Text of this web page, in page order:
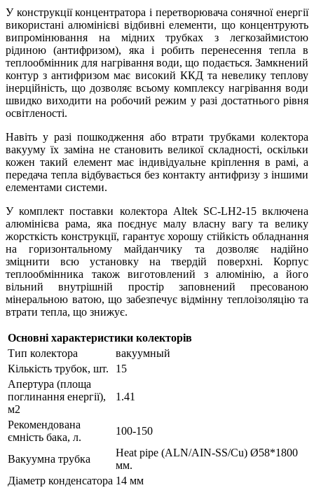
У конструкції концентратора і перетворювача сонячної енергії
використані алюмінієві відбивні елементи, що концентрують
випромінювання на мідних трубках з легкозаймистою
рідиною (антифризом), яка і робить перенесення тепла в
теплообмінник для нагрівання води, що подається. Замкнений
контур з антифризом має високий ККД та невелику теплову
інерційність, що дозволяє всьому комплексу нагрівання води
швидко виходити на робочий режим у разі достатнього рівня
освітленості.
Навіть у разі пошкодження або втрати трубками колектора
вакууму їх заміна не становить великої складності, оскільки
кожен такий елемент має індивідуальне кріплення в рамі, а
передача тепла відбувається без контакту антифризу з іншими
елементами системи.
У комплект поставки колектора Altek SC-LH2-15 включена
алюмінієва рама, яка поєднує малу власну вагу та велику
жорсткість конструкції, гарантує хорошу стійкість обладнання
на горизонтальному майданчику та дозволяє надійно
зміцнити всю установку на твердій поверхні. Корпус
теплообмінника також виготовлений з алюмінію, а його
вільний внутрішній простір заповнений пресованою
мінеральною ватою, що забезпечує відмінну теплоізоляцію та
втрати тепла, що знижує.
Основні характеристики колекторів
Тип колектора
вакуумный
Кількість трубок, шт.
15
Апертура (площа
поглинання енергії),
м2
1.41
Рекомендована
ємність бака, л.
100-150
Вакуумна трубка
Heat pipe (ALN/AIN-SS/Cu) Ø58*1800
мм.
Діаметр конденсатора 14 мм